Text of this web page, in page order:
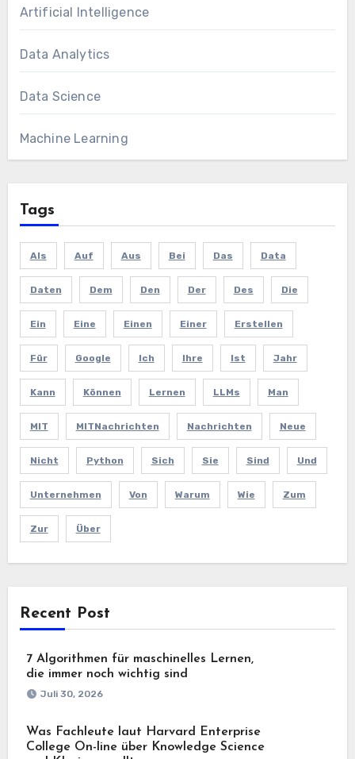
Artificial Intelligence
Data Analytics
Data Science
Machine Learning
Tags
Als Auf Aus Bei Das Data
Daten Dem Den Der Des Die
Ein Eine Einen Einer Erstellen
Für Google Ich Ihre Ist Jahr
Kann Können Lernen LLMs Man
MIT MITNachrichten Nachrichten Neue
Nicht Python Sich Sie Sind Und
Unternehmen Von Warum Wie Zum
Zur Über
Recent Post
7 Algorithmen für maschinelles Lernen,
die immer noch wichtig sind
Juli 30, 2026
Was Fachleute laut Harvard Enterprise
College On-line über Knowledge Science